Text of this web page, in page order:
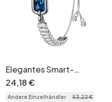
Elegantes Smart-
Armband mit
Aktivitätstracker und
Gesundheitsüberwachung
24,18€
Andere Einzelhändler 53,22€